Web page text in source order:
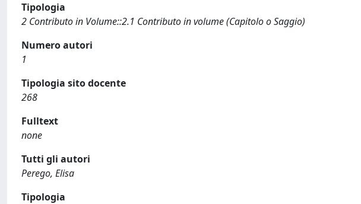
Tipologia
2 Contributo in Volume::2.1 Contributo in volume (Capitolo o Saggio)
Numero autori
1
Tipologia sito docente
268
Fulltext
none
Tutti gli autori
Perego, Elisa
Tipologia